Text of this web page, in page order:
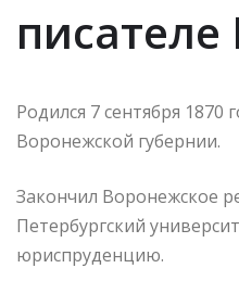
Родился 7 сентября 1870
Воронежской губернии.
Закончил Воронежское
Петербургский
юриспруденцию.